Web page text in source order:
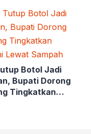
Botol Jadi
Bupati Dorong
Tingkatkan